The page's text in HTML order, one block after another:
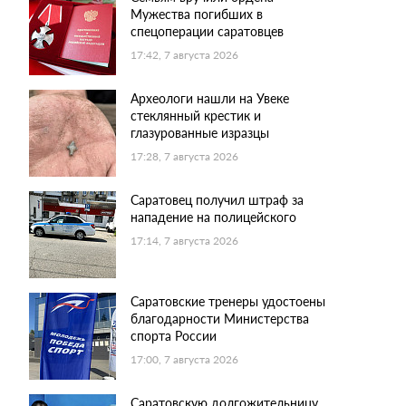
Мужества погибших в
спецоперации саратовцев
17:42, 7 августа 2026
Археологи нашли на Увеке
стеклянный крестик и
глазурованные изразцы
17:28, 7 августа 2026
Саратовец получил штраф за
нападение на полицейского
17:14, 7 августа 2026
Саратовские тренеры удостоены
благодарности Министерства
спорта России
17:00, 7 августа 2026